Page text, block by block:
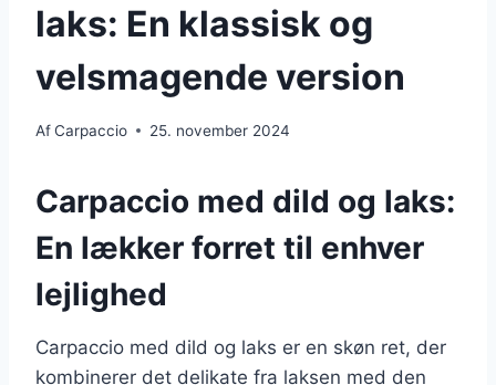
laks: En klassisk og
velsmagende version
AfCarpaccio 25. november 2024
Carpaccio med dild og laks:
En lækker forret til enhver
lejlighed
Carpaccio med dild og laks er en skøn ret, der
kombinerer det delikate fra laksen med den